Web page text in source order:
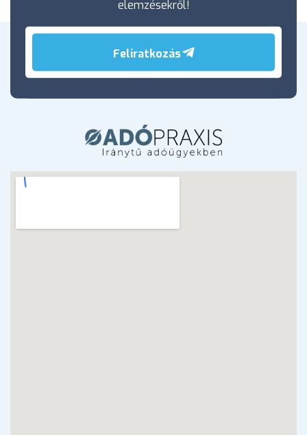
elemzésekről!
Feliratkozás